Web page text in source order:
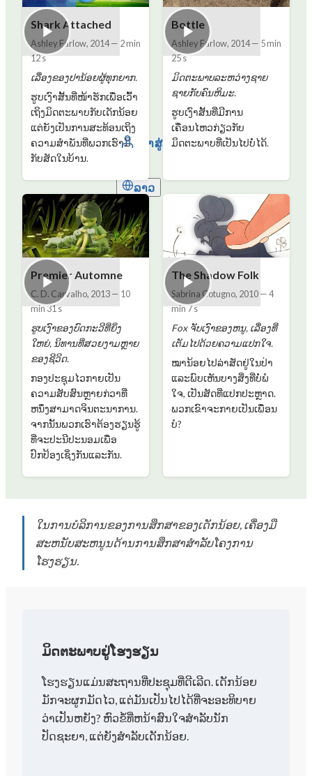
ເຂົ້າສູ່ລະບົບ
ລາວ
Shark Attached
Ashley Farlow, 2014— 2 min
12 s
ເລື່ອງຂອງປານ້ອຍຜູ້ທຸກຍາກ.
ຮູບເງົາສັ້ນທີ່ໜ້າຮັກເພື່ອເວົ້າ
ເຖິງມິດຕະພາບກັບເດັກນ້ອຍ
ແຕ່ຍັງເປັນການສະທ້ອນເຖິງ
ຄວາມສຳພັນທີ່ພວກເຮົາມີ
ກັບສັດໃນບ້ານ.
Bottle
Ashley Farlow, 2014— 5 min
25 s
ມິດຕະພາບລະຫວ່າງຊາຍ
ຊາຍກັບຄົນຫິມະ.
ຮູບເງົາສັ້ນທີ່ມີການ
ເຄື່ອນໄຫວກ່ຽວກັບ
ມິດຕະພາບທີ່ເປັນໄປບໍ່ໄດ້.
Premier Automne
C. D. Carvalho, 2013— 10
min 31 s
ຮູບເງົາຂອງບົດກະວີທີ່ຍິ່ງ
ໃຫຍ່, ນິທານທີ່ສວຍງາມຫຼາຍ
ຂອງຊີວິດ.
ກອງ​ປະ​ຊຸມ​ໄວ​ກາຍ​ເປັນ​
ຄວາມ​ສັບ​ສົນ​ຫຼາຍ​ກ​່​ວາ​ທີ່​
ຫນຶ່ງ​ສາ​ມາດ​ຈິນ​ຕະ​ນາ​ການ​.
ຈາກນັ້ນພວກເຮົາຕ້ອງຮຽນຮູ້
ທີ່ຈະປະນີປະນອມເພື່ອ
ປົກປ້ອງເຊິ່ງກັນແລະກັນ.
The Shadow Folk
Sabrina Cotugno, 2010—4
min 7 s
Fox ຈັບເງົາຂອງຫນູ, ເລື່ອງທີ່
ເຕັມໄປດ້ວຍຄວາມແປກໃຈ.
ໝາ​ນ້ອຍ​ໄປ​ລ່າ​ສັດ​ຢູ່​ໃນ​ປ່າ​
ແລະ​ພົບ​ເຫັນ​ບາງ​ສິ່ງ​ທີ່​ບໍ່​ພໍ​
ໃຈ, ເປັນ​ສັດ​ທີ່​ແປກ​ປະຫຼາດ.
ພວກເຂົາຈະກາຍເປັນເພື່ອນ
ບໍ?
ໃນການບໍລິການຂອງການສຶກສາຂອງເດັກນ້ອຍ, ເຄື່ອງມື
ສະຫນັບສະຫນູນດ້ານການສຶກສາສໍາລັບໂຄງການ
ໂຮງຮຽນ.
ມິດຕະພາບຢູ່ໂຮງຮຽນ
ໂຮງຮຽນແມ່ນສະຖານທີ່ປະຊຸມທີ່ດີເລີດ. ເດັກນ້ອຍ
ມັກຈະຜູກມັດໄວ, ແຕ່ມັນເປັນໄປໄດ້ທີ່ຈະອະທິບາຍ
ວ່າເປັນຫຍັງ? ຫົວຂໍ້ທີ່ຫນ້າສົນໃຈສໍາລັບນັກ
ປັດຊະຍາ, ແຕ່ຍັງສໍາລັບເດັກນ້ອຍ.